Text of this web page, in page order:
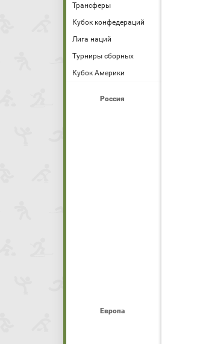
Трансферы
Кубок конфедераций
Лига наций
Турниры сборных
Кубок Америки
Россия
Европа